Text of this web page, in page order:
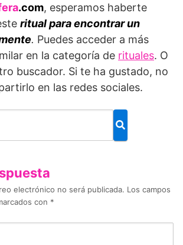
.com, esperamos haberte
ritual para encontrar un
. Puedes acceder a más
en la categoría de rituales. O
buscador. Si te ha gustado, no
en las redes sociales.
electrónico no será publicada. Los campos
con *